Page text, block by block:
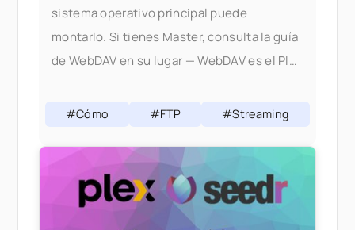
sistema operativo principal puede
montarlo. Si tienes Master, consulta la guía
de WebDAV en su lugar — WebDAV es el Plex
#Cómo #FTP #Streaming